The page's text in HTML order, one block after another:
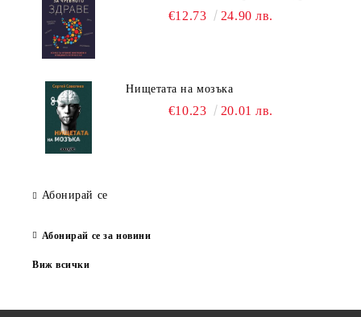
€12.73 24.90 лв.
Нищетата на мозъка
€10.23 20.01 лв.
Абонирай се
Абонирай се за новини
Виж всички